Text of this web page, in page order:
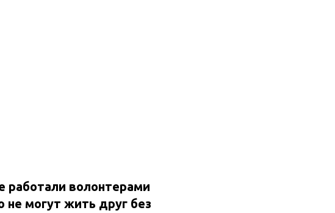
работали волонтерами
не могут жить друг без